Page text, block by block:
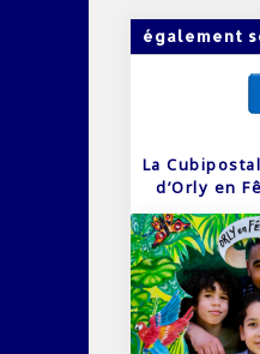
également
La
d’Orly en